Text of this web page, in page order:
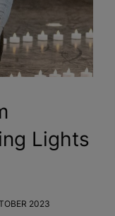
Lights
2023